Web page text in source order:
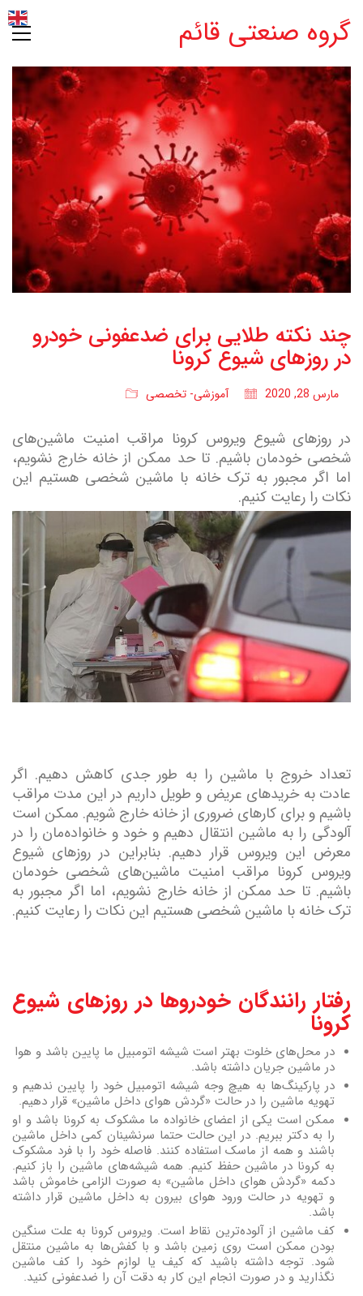
گروه صنعتی قائم
چند نکته طلایی برای ضدعفونی خودرو
در روزهای شیوع کرونا
مارس 28, 2020 آموزشی- تخصصی
در روزهای شیوع ویروس کرونا مراقب امنیت ماشین‌های
شخصی خودمان باشیم. تا حد ممکن از خانه خارج نشویم،
اما اگر مجبور به ترک خانه با ماشین شخصی هستیم این
نکات را رعایت کنیم.
تعداد خروج با ماشین را به طور جدی کاهش دهیم. اگر
عادت به خریدهای عریض و طویل داریم در این مدت مراقب
باشیم و برای کارهای ضروری از خانه خارج شویم. ممکن است
آلودگی را به ماشین انتقال دهیم و خود و خانواده‌مان را در
معرض این ویروس قرار دهیم. بنابراین در روزهای شیوع
ویروس کرونا مراقب امنیت ماشین‌های شخصی خودمان
باشیم. تا حد ممکن از خانه خارج نشویم، اما اگر مجبور به
ترک خانه با ماشین شخصی هستیم این نکات را رعایت کنیم.
رفتار رانندگان خودروها در روزهای شیوع
کرونا
در محل‌های خلوت بهتر است شیشه اتومبیل ما پایین باشد و هوا
در ماشین جریان داشته باشد.
در پارکینگ‌ها به هیچ وجه شیشه اتومبیل خود را پایین ندهیم و
تهویه ماشین را در حالت «گردش هوای داخل ماشین» قرار دهیم.
ممکن است یکی از اعضای خانواده ما مشکوک به کرونا باشد و او
را به دکتر ببریم. در این حالت حتما سرنشینان کمی داخل ماشین
باشند و همه از ماسک استفاده کنند. فاصله خود را با فرد مشکوک
به کرونا در ماشین حفظ کنیم. همه شیشه‌های ماشین را باز کنیم.
دکمه «گردش هوای داخل ماشین» به صورت الزامی خاموش باشد
و تهویه در حالت ورود هوای بیرون به داخل ماشین قرار داشته
باشد.
کف ماشین از آلوده‌ترین نقاط است. ویروس کرونا به علت سنگین
بودن ممکن است روی زمین باشد و با کفش‌ها به ماشین منتقل
شود. توجه داشته باشید که کیف یا لوازم خود را کف ماشین
نگذارید و در صورت انجام این کار به دقت آن را ضدعفونی کنید.